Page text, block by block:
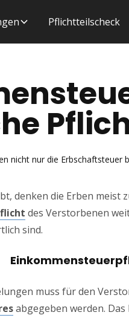
Pflichtteilscheck
nicht nur die
denken die Erben meist
des Verstorbenen
sind.
muss für den
abgegeben werden.